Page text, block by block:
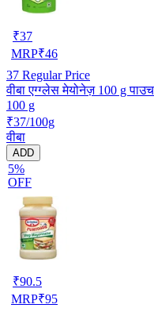
₹37
MRP₹46
37 Regular Price
वीबा एग्ग्लेस मेयोनेज़ 100 g पाउच
100 g
₹37/100g
वीबा
ADD
5%
OFF
₹90.5
MRP₹95